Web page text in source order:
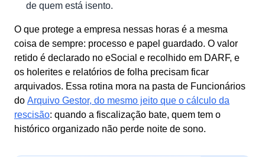
de quem está isento.
O que protege a empresa nessas horas é a mesma
coisa de sempre: processo e papel guardado. O valor
retido é declarado no eSocial e recolhido em DARF, e
os holerites e relatórios de folha precisam ficar
arquivados. Essa rotina mora na pasta de Funcionários
do Arquivo Gestor, do mesmo jeito que o cálculo da
rescisão: quando a fiscalização bate, quem tem o
histórico organizado não perde noite de sono.